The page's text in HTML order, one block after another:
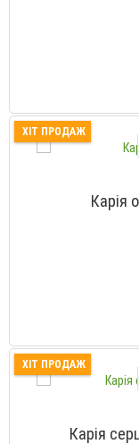
ХІТ ПРОДАЖ
Карія
ХІТ ПРОДАЖ
Карія